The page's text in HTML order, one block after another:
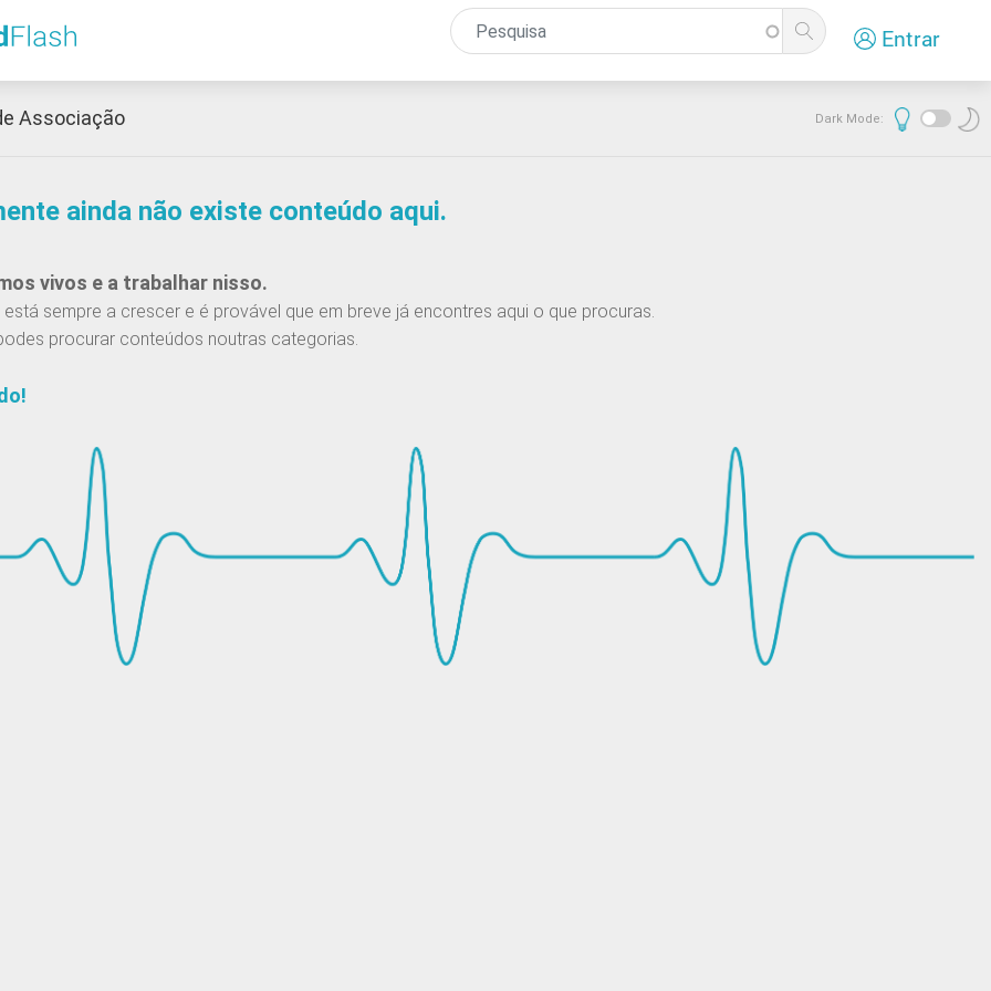
Entrar
Associação Dark Mode:
ainda não existe conteúdo aqui.
vivos e a trabalhar nisso.
está sempre a crescer e é provável que em breve já encontres aqui o que procuras.
procurar conteúdos noutras categorias.